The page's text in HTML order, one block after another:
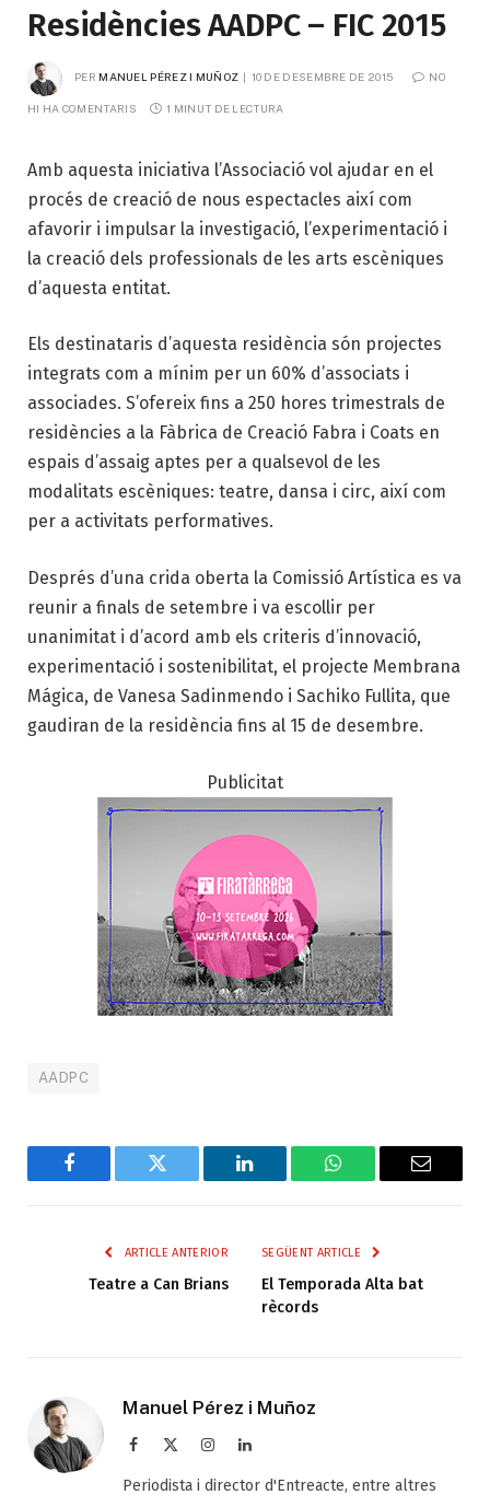
Residències AADPC – FIC 2015
PER MANUEL PÉREZ I MUÑOZ 10 DE DESEMBRE DE 2015 NO
HI HA COMENTARIS 1 MINUT DE LECTURA
Amb aquesta iniciativa l’Associació vol ajudar en el
procés de creació de nous espectacles així com
afavorir i impulsar la investigació, l’experimentació i
la creació dels professionals de les arts escèniques
d’aquesta entitat.
Els destinataris d’aquesta residència són projectes
integrats com a mínim per un 60% d’associats i
associades. S’ofereix fins a 250 hores trimestrals de
residències a la Fàbrica de Creació Fabra i Coats en
espais d’assaig aptes per a qualsevol de les
modalitats escèniques: teatre, dansa i circ, així com
per a activitats performatives.
Després d’una crida oberta la Comissió Artística es va
reunir a finals de setembre i va escollir per
unanimitat i d’acord amb els criteris d’innovació,
experimentació i sostenibilitat, el projecte Membrana
Mágica, de Vanesa Sadinmendo i Sachiko Fullita, que
gaudiran de la residència fins al 15 de desembre.
Publicitat
AADPC
Facebook Twitter LinkedIn WhatsAppEmail
ARTICLE ANTERIOR
Teatre a Can Brians
SEGÜENT ARTICLE
El Temporada Alta bat
rècords
Manuel Pérez i Muñoz
Facebook InstagramLinkedIn
Periodista i director d'Entreacte, entre altres